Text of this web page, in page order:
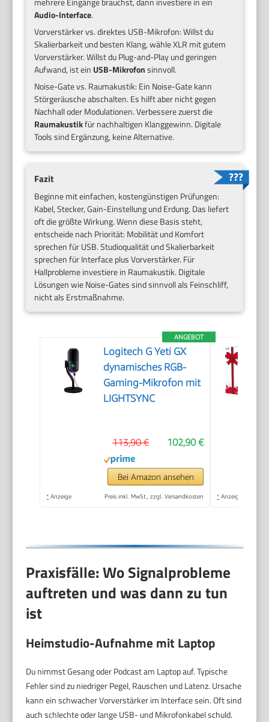
Audio-Interface.
Vorverstärker vs. direktes USB-Mikrofon: Willst du
Skalierbarkeit und besten Klang, wähle XLR mit gutem
Vorverstärker. Willst du Plug-and-Play und geringen
Aufwand, ist ein USB-Mikrofonsinnvoll.
Noise-Gate vs. Raumakustik: Ein Noise-Gate kann
Störgeräusche abschalten. Es hilft aber nicht gegen
Nachhall oder Modulationen. Verbessere zuerst die
Raumakustikfür nachhaltigen Klanggewinn. Digitale
Tools sind Ergänzung, keine Alternative.
Fazit
Beginne mit einfachen, kostengünstigen Prüfungen:
Kabel, Stecker, Gain-Einstellung und Erdung. Das liefert
oft die größte Wirkung. Wenn diese Basis steht,
entscheide nach Priorität: Mobilität und Komfort
sprechen für USB. Studioqualität und Skalierbarkeit
sprechen für Interface plus Vorverstärker. Für
Hallprobleme investiere in Raumakustik. Digitale
Lösungen wie Noise-Gates sind sinnvoll als Feinschliff,
nicht als Erstmaßnahme.
ANGEBOT
Logitech G Yeti GX
dynamisches RGB-
Gaming-Mikrofon mit
LIGHTSYNC
102,90 €
113,90 €
Bei Amazon ansehen
* Anzeige Preis inkl. MwSt., zzgl. Versandkosten * Anzeige
Praxisfälle: Wo Signalprobleme
auftreten und was dann zu tun
ist
Heimstudio-Aufnahme mit Laptop
Du nimmst Gesang oder Podcast am Laptop auf. Typische
Fehler sind zu niedriger Pegel, Rauschen und Latenz. Ursache
kann ein schwacher Vorverstärker im Interface sein. Oft sind
auch schlechte oder lange USB- und Mikrofonkabel schuld.